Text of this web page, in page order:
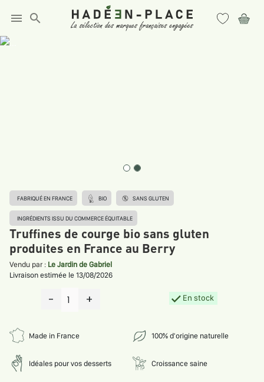
menu search
FABRIQUÉ EN FRANCE BIO SANS GLUTEN
INGRÉDIENTS ISSU DU COMMERCE ÉQUITABLE
Truffines de courge bio sans gluten
produites en France au Berry
Vendu par : Le Jardin de Gabriel
Livraison estimée le 13/08/2026
Made in France 100% d'origine naturelle
Idéales pour vos desserts Croissance saine
- 1 + En stock